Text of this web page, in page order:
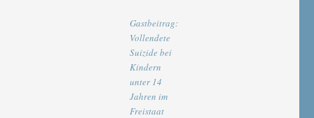
Gastbeitrag:
Vollendete
Suizide bei
Kindern
unter 14
Jahren im
Freistaat